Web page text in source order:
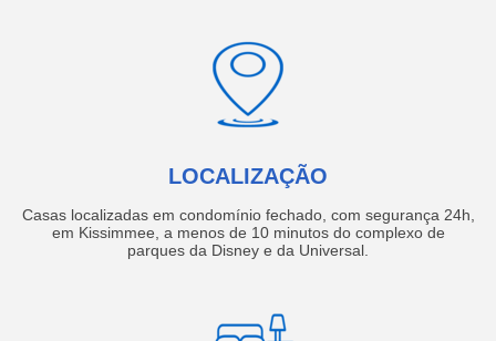
LOCALIZAÇÃO
Casas localizadas em condomínio fechado, com segurança 24h,
em Kissimmee, a menos de 10 minutos do complexo de
parques da Disney e da Universal.